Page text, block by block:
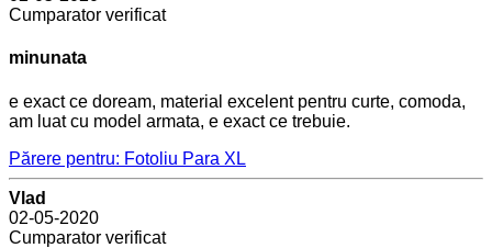
Cumparator verificat
minunata
e exact ce doream, material excelent pentru curte, comoda,
am luat cu model armata, e exact ce trebuie.
Părere pentru: Fotoliu Para XL
Vlad
02-05-2020
Cumparator verificat